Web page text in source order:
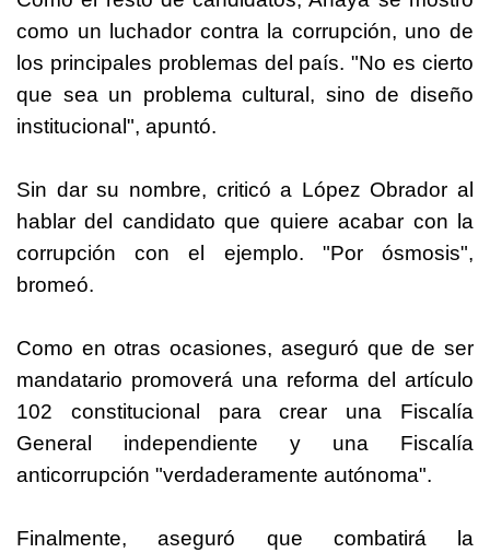
como un luchador contra la corrupción, uno de
los principales problemas del país. "No es cierto
que sea un problema cultural, sino de diseño
institucional", apuntó.
Sin dar su nombre, criticó a López Obrador al
hablar del candidato que quiere acabar con la
corrupción con el ejemplo. "Por ósmosis",
bromeó.
Como en otras ocasiones, aseguró que de ser
mandatario promoverá una reforma del artículo
102 constitucional para crear una Fiscalía
General independiente y una Fiscalía
anticorrupción "verdaderamente autónoma".
Finalmente, aseguró que combatirá la